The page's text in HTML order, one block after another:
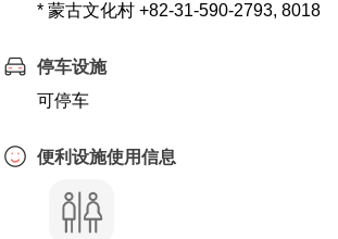
* 蒙古文化村 +82-31-590-2793, 8018
停车设施
可停车
便利设施使用信息